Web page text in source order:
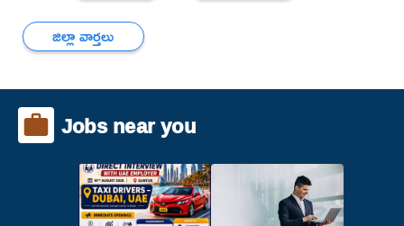
జిల్లా వార్తలు
Jobs near you